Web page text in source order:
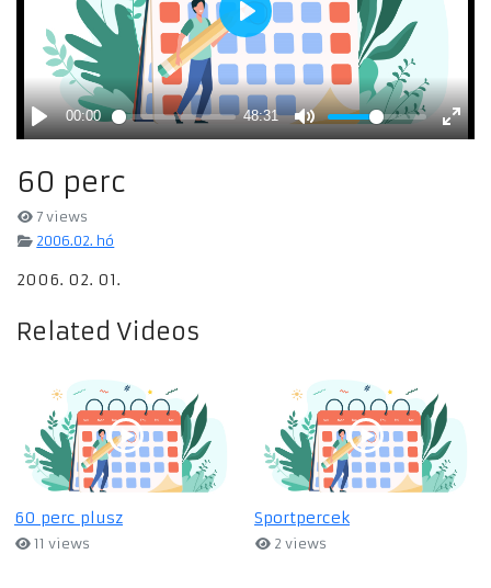
60 perc
7 views
2006.02. hó
2006. 02. 01.
Related Videos
60 perc plusz
11 views
Sportpercek
2 views